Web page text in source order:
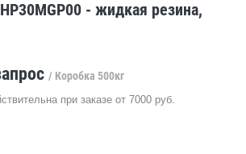
- жидкая резина,
/ Коробка 500кг
при заказе от 7000 руб.